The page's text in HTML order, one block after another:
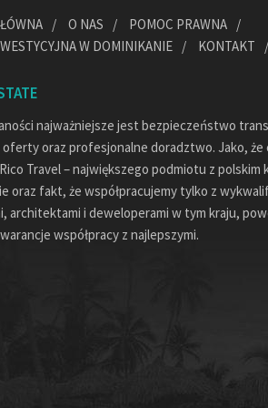
O NAS
POMOC PRAWNA
W DOMINIKANIE
KONTAKT
najważniejsze jest bezpieczeństwo
oraz profesjonalne doradztwo. Jako, że
Travel – największego podmiotu z polskim
oraz fakt, że współpracujemy tylko z
architektami i deweloperami w tym kraju,
współpracy z najlepszymi.